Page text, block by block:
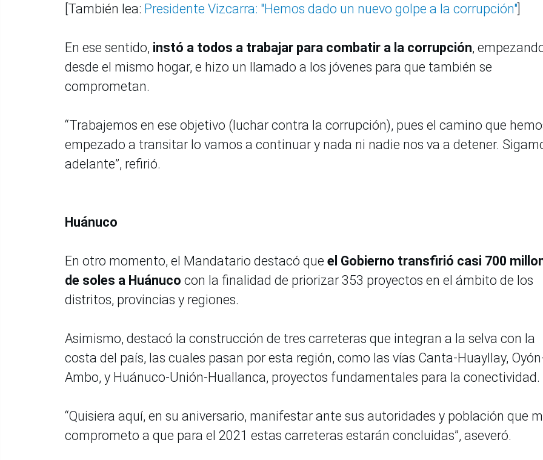
[También lea: Presidente Vizcarra: "Hemos dado un nuevo golpe a la corrupción"]
En ese sentido, instó a todos a trabajar para combatir a la corrupción,
desde el mismo hogar, e hizo un llamado a los jóvenes para que también se
comprometan.
“Trabajemos en ese objetivo (luchar contra la corrupción), pues el camino que
empezado a transitar lo vamos a continuar y nada ni nadie nos va a detener.
adelante”, refirió.
Huánuco
En otro momento, el Mandatario destacó que el Gobierno transfirió casi 700
de soles a Huánuco con la finalidad de priorizar 353 proyectos en el ámbito de los
distritos, provincias y regiones.
Asimismo, destacó la construcción de tres carreteras que integran a la selva con la
costa del país, las cuales pasan por esta región, como las vías Canta-Huayllay,
Ambo, y Huánuco-Unión-Huallanca, proyectos fundamentales para la conectividad.
“Quisiera aquí, en su aniversario, manifestar ante sus autoridades y población que
comprometo a que para el 2021 estas carreteras estarán concluidas”, aseveró.